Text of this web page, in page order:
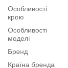
Особливості
крою
Особливості
моделі
Бренд
Країна бренда